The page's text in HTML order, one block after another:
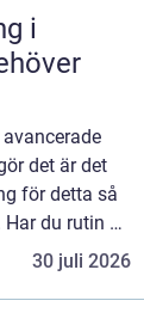
i
det är det
för detta så
du rutin på
är små rör
30 juli 2026